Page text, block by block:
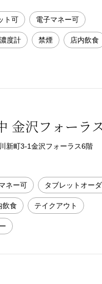
ト可 電子マネー可
度計 禁煙 店内飲食
金沢フォーラ
新町3-1金沢フォーラス6階
ネー可 タブレットオー
飲食 テイクアウト